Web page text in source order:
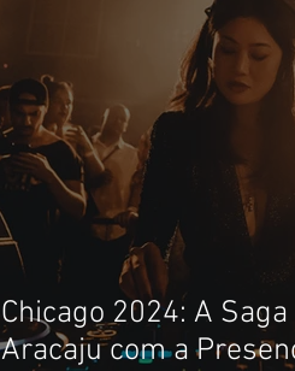
Chicago 2024: A
Aracaju com a